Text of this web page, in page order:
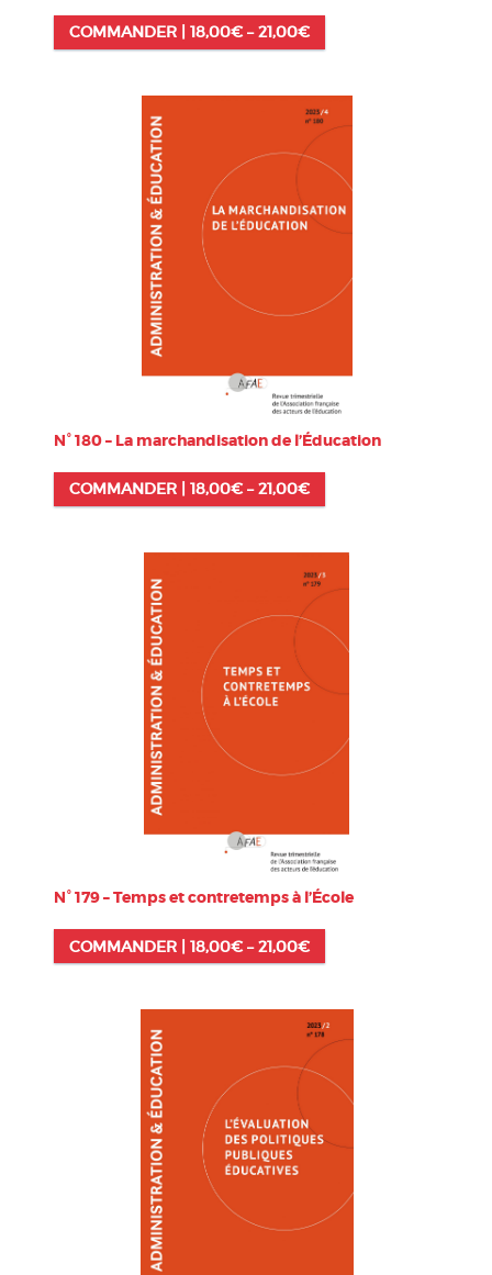
COMMANDER | 18,00€–21,00€
N° 180 – La marchandisation de l’Éducation
COMMANDER | 18,00€–21,00€
N° 179 – Temps et contretemps à l’École
COMMANDER | 18,00€–21,00€